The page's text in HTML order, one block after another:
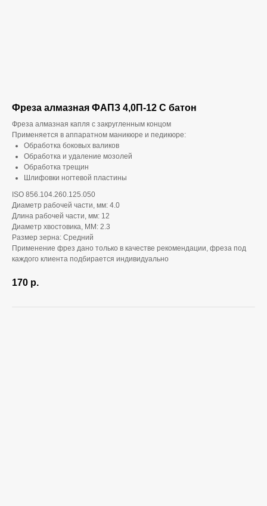
Фреза алмазная ФАПЗ 4,0П-12 С батон
Фреза алмазная капля с закругленным концом
Применяется в аппаратном маникюре и педикюре:
Обработка боковых валиков
Обработка и удаление мозолей
Обработка трещин
Шлифовки ногтевой пластины
ISO 856.104.260.125.050
Диаметр рабочей части, мм: 4.0
Длина рабочей части, мм: 12
Диаметр хвостовика, ММ: 2.3
Размер зерна: Средний
Применение фрез дано только в качестве рекомендации, фреза под
каждого клиента подбирается индивидуально
170 р.